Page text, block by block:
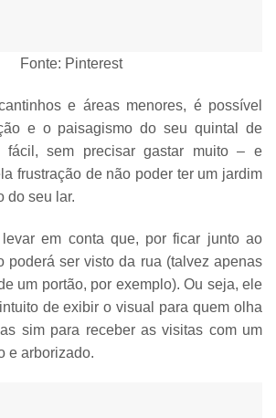
Fonte: Pinterest
e áreas menores, é possível
e o paisagismo do seu quintal de
fácil, sem precisar gastar muito– e
frustração de não poder ter um jardim
do seu lar.
em conta que, por ficar junto ao
poderá ser visto da rua (talvez apenas
um portão, por exemplo). Ou seja, ele
de exibir o visual para quem olha
sim para receber as visitas com um
e arborizado.